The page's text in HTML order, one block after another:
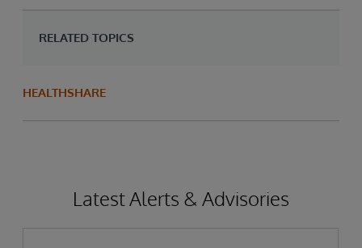
RELATED TOPICS
HEALTHSHARE
Latest Alerts & Advisories